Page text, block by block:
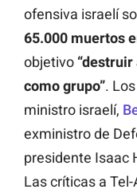
ofensiva israelí
65.000 muertos
objetivo
como grupo”.
ministro israelí,
exministro de
presidente Isaac
Las críticas a